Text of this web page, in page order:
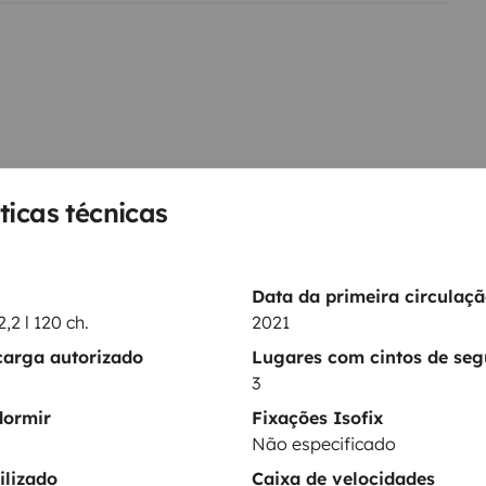
técnicas
l 120 ch.
Data da primeira
2021
autorizado
Lugares com cintos de
3
Fixações Isofix
Não especificado
Caixa de velocidades
Direcção assistida